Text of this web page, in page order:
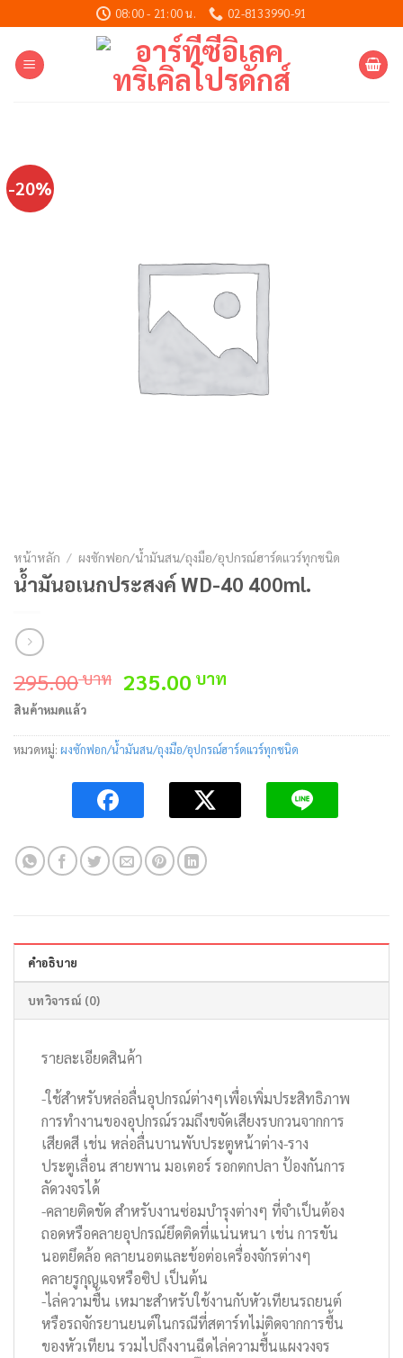
to
content
08:00 - 21:00 น. 02-8133990-91
-20%
หน้าหลัก / ผงซักฟอก/น้ำมันสน/ถุงมือ/อุปกรณ์ฮาร์ดแวร์ทุกชนิด
น้ำมันอเนกประสงค์ WD-40 400ml.
295.00บาท Original
295.00 บาท.
235.00 บาท
235.00 บาท.
สินค้าหมดแล้ว
หมวดหมู่: ผงซักฟอก/น้ำมันสน/ถุงมือ/อุปกรณ์ฮาร์ดแวร์ทุกชนิด
คำอธิบาย
บทวิจารณ์ (0)
รายละเอียดสินค้า
-ใช้สำหรับหล่อลื่นอุปกรณ์ต่างๆเพื่อเพิ่มประสิทธิภาพ
การทำงานของอุปกรณ์รวมถึงขจัดเสียงรบกวนจากการ
เสียดสี เช่น หล่อลื่นบานพับประตูหน้าต่าง-ราง
ประตูเลื่อน สายพาน มอเตอร์ รอกตกปลา ป้องกันการ
ลัดวงจรได้
-คลายติดขัด สำหรับงานซ่อมบำรุงต่างๆ ที่จำเป็นต้อง
ถอดหรือคลายอุปกรณ์ยึดติดที่แน่นหนา เช่น การขัน
นอตยึดล้อ คลายนอตและข้อต่อเครื่องจักรต่างๆ
คลายรูกุญแจหรือซิป เป็นต้น
-ไล่ความชื้น เหมาะสำหรับใช้งานกับหัวเทียนรถยนต์
หรือรถจักรยานยนต์ในกรณีที่สตาร์ทไม่ติดจากการชื้น
ของหัวเทียน รวมไปถึงงานฉีดไล่ความชื้นแผงวงจร